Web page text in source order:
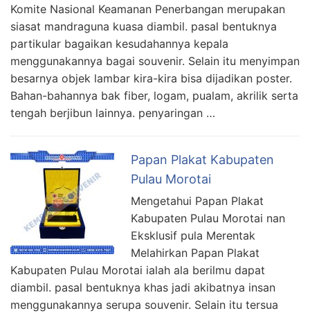
Komite Nasional Keamanan Penerbangan merupakan
siasat mandraguna kuasa diambil. pasal bentuknya
partikular bagaikan kesudahannya kepala
menggunakannya bagai souvenir. Selain itu menyimpan
besarnya objek lambar kira-kira bisa dijadikan poster.
Bahan-bahannya bak fiber, logam, pualam, akrilik serta
tengah berjibun lainnya. penyaringan …
Papan Plakat Kabupaten
Pulau Morotai
Mengetahui Papan Plakat
Kabupaten Pulau Morotai nan
Eksklusif pula Merentak
Melahirkan Papan Plakat
Kabupaten Pulau Morotai ialah ala berilmu dapat
diambil. pasal bentuknya khas jadi akibatnya insan
menggunakannya serupa souvenir. Selain itu tersua